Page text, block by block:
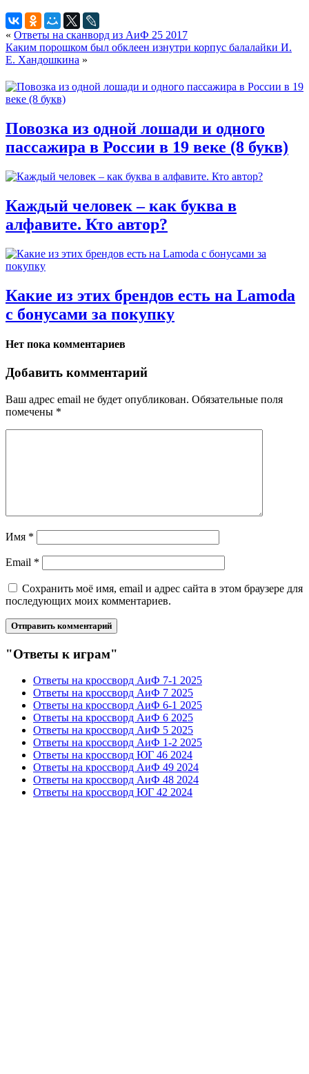
« Ответы на сканворд из АиФ 25 2017
Каким порошком был обклеен изнутри корпус балалайки И.
Е. Хандошкина »
Повозка из одной лошади и одного
пассажира в России в 19 веке (8 букв)
Каждый человек – как буква в
алфавите. Кто автор?
Какие из этих брендов есть на Lamoda
с бонусами за покупку
Нет пока комментариев
Добавить комментарий
Ваш адрес email не будет опубликован. Обязательные поля
помечены *
Имя *
Email *
Сохранить моё имя, email и адрес сайта в этом браузере для
последующих моих комментариев.
"Ответы к играм"
Ответы на кроссворд АиФ 7-1 2025
Ответы на кроссворд АиФ 7 2025
Ответы на кроссворд АиФ 6-1 2025
Ответы на кроссворд АиФ 6 2025
Ответы на кроссворд АиФ 5 2025
Ответы на кроссворд АиФ 1-2 2025
Ответы на кроссворд ЮГ 46 2024
Ответы на кроссворд АиФ 49 2024
Ответы на кроссворд АиФ 48 2024
Ответы на кроссворд ЮГ 42 2024